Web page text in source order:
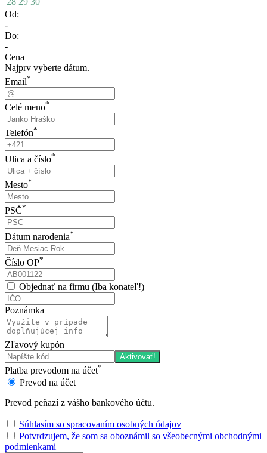
Od:
-
Do:
-
Cena
Najprv vyberte dátum.
Email*
Celé meno*
Telefón*
Ulica a číslo*
Mesto*
PSČ*
Dátum narodenia*
Číslo OP*
Objednať na firmu (Iba konateľ!)
Poznámka
Zľavový kupón
Aktivovať!
Platba prevodom na účet*
Prevod na účet
Prevod peňazí z vášho bankového účtu.
Súhlasím so spracovaním osobných údajov
Potvrdzujem, že som sa oboznámil so všeobecnými obchodnými
podmienkami